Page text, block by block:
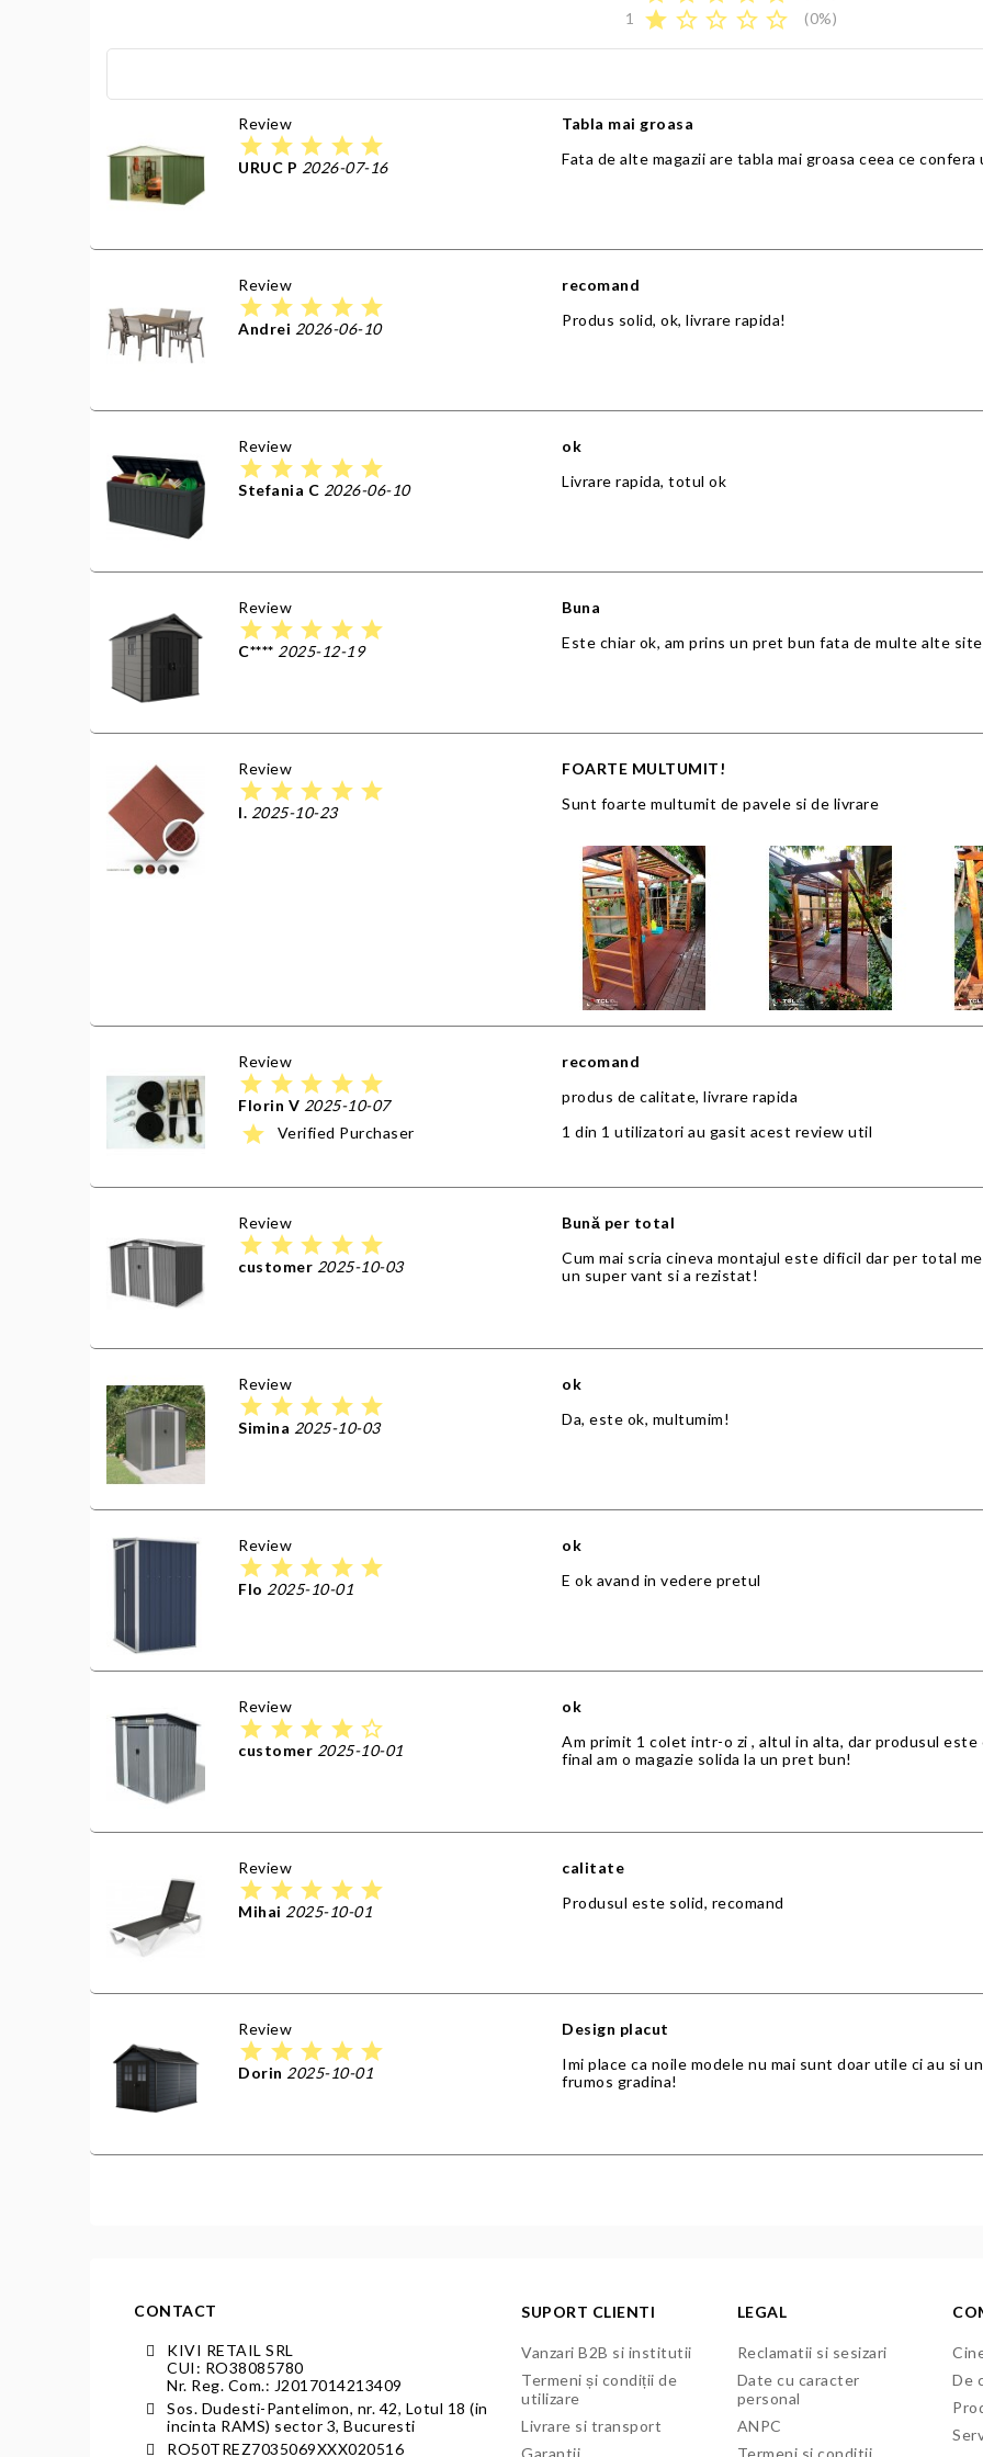
1
star star_border star_border star_border star_border (0%)
Review
star star star star star
URUC P 2026-07-16
Tabla mai groasa
Fata de alte magazii are tabla mai groasa ceea ce
Review
star star star star star
Andrei 2026-06-10
recomand
Produs solid, ok, livrare rapida!
Review
star star star star star
Stefania C 2026-06-10
ok
Livrare rapida, totul ok
Review
star star star star star
C**** 2025-12-19
Buna
Este chiar ok, am prins un pret bun fata de multe alte
Review
star star star star star
I. 2025-10-23
FOARTE MULTUMIT!
Sunt foarte multumit de pavele si de livrare
Review
star star star star star
Florin V 2025-10-07
star Verified Purchaser
recomand
produs de calitate, livrare rapida
1 din 1 utilizatori au gasit acest review util
Review
star star star star star
customer 2025-10-03
Bună per total
Cum mai scria cineva montajul este dificil dar per total
un super vant si a rezistat!
Review
star star star star star
Simina 2025-10-03
ok
Da, este ok, multumim!
Review
star star star star star
Flo 2025-10-01
ok
E ok avand in vedere pretul
Review
star star star star star_border
customer 2025-10-01
ok
Am primit 1 colet intr-o zi , altul in alta, dar produsul
final am o magazie solida la un pret bun!
Review
star star star star star
Mihai 2025-10-01
calitate
Produsul este solid, recomand
Review
star star star star star
Dorin 2025-10-01
Design placut
Imi place ca noile modele nu mai sunt doar utile ci au si
frumos gradina!
CONTACT
KIVI RETAIL SRL
CUI: RO38085780
Nr. Reg. Com.: J2017014213409
Sos. Dudesti-Pantelimon, nr. 42, Lotul 18 (in
incinta RAMS) sector 3, Bucuresti
RO50TREZ7035069XXX020516
SUPORT CLIENTI
Vanzari B2B si institutii
Termeni și condiții de
utilizare
Livrare si transport
Garantii
LEGAL
Reclamatii si sesizari
Date cu caracter
personal
ANPC
Termeni si conditii
De